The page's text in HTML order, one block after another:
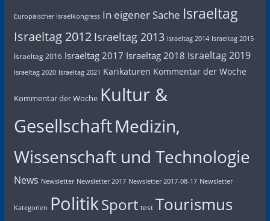
Europäischer Israelkongress In eigener Sache Israeltag
Israeltag 2012 Israeltag 2013 Israeltag 2014 Israeltag 2015
Israeltag 2016 Israeltag 2017 Israeltag 2018 Israeltag 2019
Israeltag 2020 Israeltag 2021 Karikaturen Kommentar der Woche
Kommentar der Woche Kultur &
GesellschaftMedizin,
Wissenschaft und Technologie
News Newsletter Newsletter 2017 Newsletter 2017-08-17 Newsletter
Kategorien PolitikSport test Tourismus